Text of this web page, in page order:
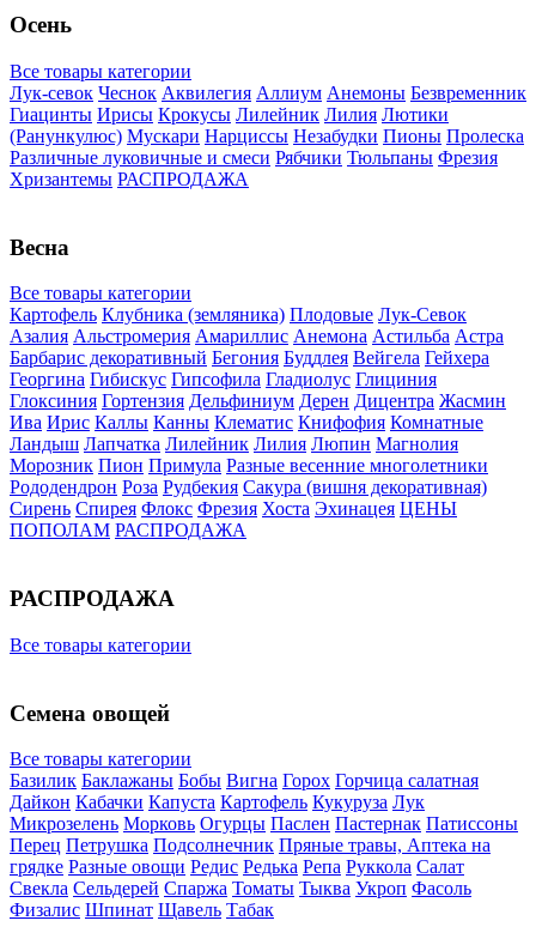
Осень
Все товары категории
Лук-севок Чеснок Аквилегия Аллиум Анемоны Безвременник
Гиацинты Ирисы Крокусы Лилейник Лилия Лютики
(Ранункулюс) Мускари Нарцисcы Незабудки Пионы Пролеска
Различные луковичные и смеси Рябчики Тюльпаны Фрезия
Хризантемы РАСПРОДАЖА
Весна
Все товары категории
Картофель Клубника (земляника) Плодовые Лук-Севок
Азалия Альстромерия Амариллис Анемона Астильба Астра
Барбарис декоративный Бегония Буддлея Вейгела Гейхера
Георгина Гибискус Гипсофила Гладиолус Глициния
Глоксиния Гортензия Дельфиниум Дерен Дицентра Жасмин
Ива Ирис Каллы Канны Клематис Книфофия Комнатные
Ландыш Лапчатка Лилейник Лилия Люпин Магнолия
Морозник Пион Примула Разные весенние многолетники
Рододендрон Роза Рудбекия Сакура (вишня декоративная)
Сирень Спирея Флокс Фрезия Хоста Эхинацея ЦЕНЫ
ПОПОЛАМ РАСПРОДАЖА
РАСПРОДАЖА
Все товары категории
Семена овощей
Все товары категории
Базилик Баклажаны Бобы Вигна Горох Горчица салатная
Дайкон Кабачки Капуста Картофель Кукуруза Лук
Микрозелень Морковь Огурцы Паслен Пастернак Патиссоны
Перец Петрушка Подсолнечник Пряные травы, Аптека на
грядке Разные овощи Редис Редька Репа Руккола Салат
Свекла Сельдерей Спаржа Томаты Тыква Укроп Фасоль
Физалис Шпинат Щавель Табак